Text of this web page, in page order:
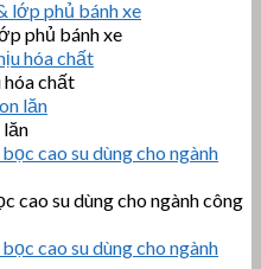
phủ bánh xe
hóa chất
lăn
cao su dùng cho ngành công